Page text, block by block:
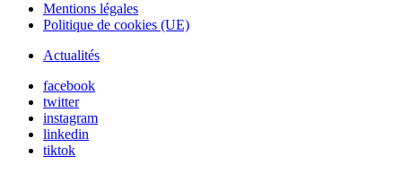
Mentions légales
Politique de cookies (UE)
Actualités
facebook
twitter
instagram
linkedin
tiktok